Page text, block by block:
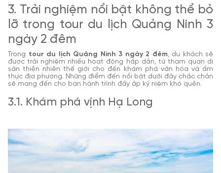
3. Trải nghiệm nổi bật không thể bỏ
lỡ trong tour du lịch Quảng Ninh 3
ngày 2 đêm
Trong tour du lịch Quảng Ninh 3 ngày 2 đêm, du khách sẽ
được trải nghiệm nhiều hoạt động hấp dẫn, từ tham quan di
sản thiên nhiên thế giới cho đến khám phá văn hóa và ẩm
thực địa phương. Những điểm đến nổi bật dưới đây chắc chắn
sẽ mang đến cho bạn hành trình đầy ắp kỷ niệm khó quên.
3.1. Khám phá vịnh Hạ Long